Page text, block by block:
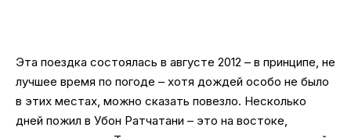
Эта поездка состоялась в августе 2012 – в принципе, не
лучшее время по погоде – хотя дождей особо не было
в этих местах, можно сказать повезло. Несколько
дней пожил в Убон Ратчатани – это на востоке,